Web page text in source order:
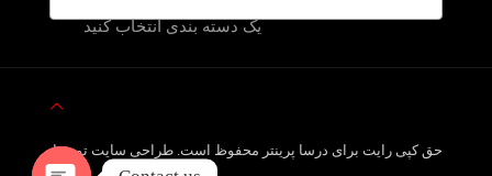
یک دسته بندی انتخاب کنید
حق کپی رایت برای درسا پرینتر محفوظ است. طراحی سایت توسط